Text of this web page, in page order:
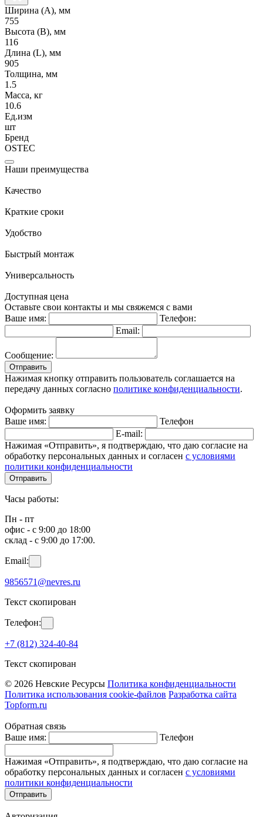
Ширина (А), мм
755
Высота (В), мм
116
Длина (L), мм
905
Толщина, мм
1.5
Масса, кг
10.6
Ед.изм
шт
Бренд
OSTEC
Наши преимущества
Качество
Краткие сроки
Удобство
Быстрый монтаж
Универсальность
Доступная цена
Оставьте свои контакты и мы свяжемся с вами
Ваше имя:
Телефон:
Email:
Сообщение:
Отправить
Нажимая кнопку отправить пользователь соглашается на
передачу данных согласно политике конфиденциальности.
Оформить заявку
Ваше имя:
Телефон
E-mail:
Нажимая «Отправить», я подтверждаю, что даю согласие на
обработку персональных данных и согласен с условиями
политики конфиденциальности
Отправить
Часы работы:
Пн - пт
офис - с 9:00 до 18:00
склад - с 9:00 до 17:00.
Email:
9856571@nevres.ru
Текст скопирован
Телефон:
+7 (812) 324-40-84
Текст скопирован
© 2026 Невские Ресурсы Политика конфиденциальности
Политика использования cookie-файлов Разработка сайта
Topform.ru
Обратная связь
Ваше имя:
Телефон
Нажимая «Отправить», я подтверждаю, что даю согласие на
обработку персональных данных и согласен с условиями
политики конфиденциальности
Отправить